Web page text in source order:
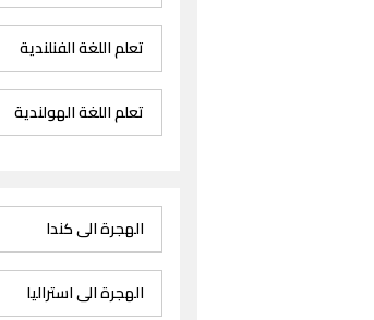
تعلم اللغة الفنلندية
تعلم اللغة الهولندية
الهجرة الى كندا
الهجرة الى استراليا